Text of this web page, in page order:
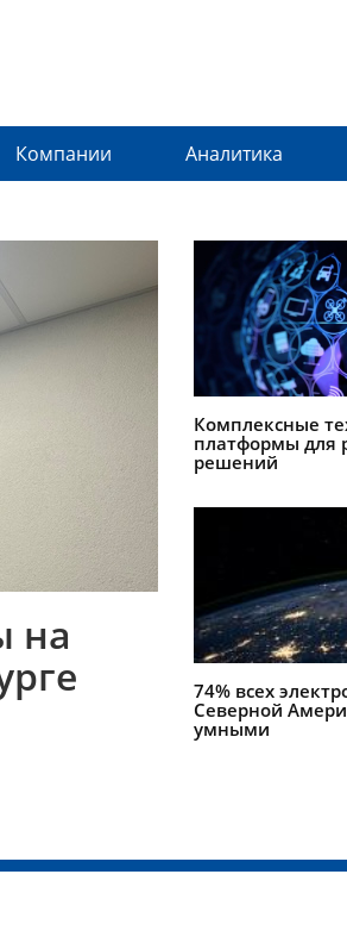
Компании Аналитика
на
Комплексные
платформы для
решений
74% всех
Северной
умными